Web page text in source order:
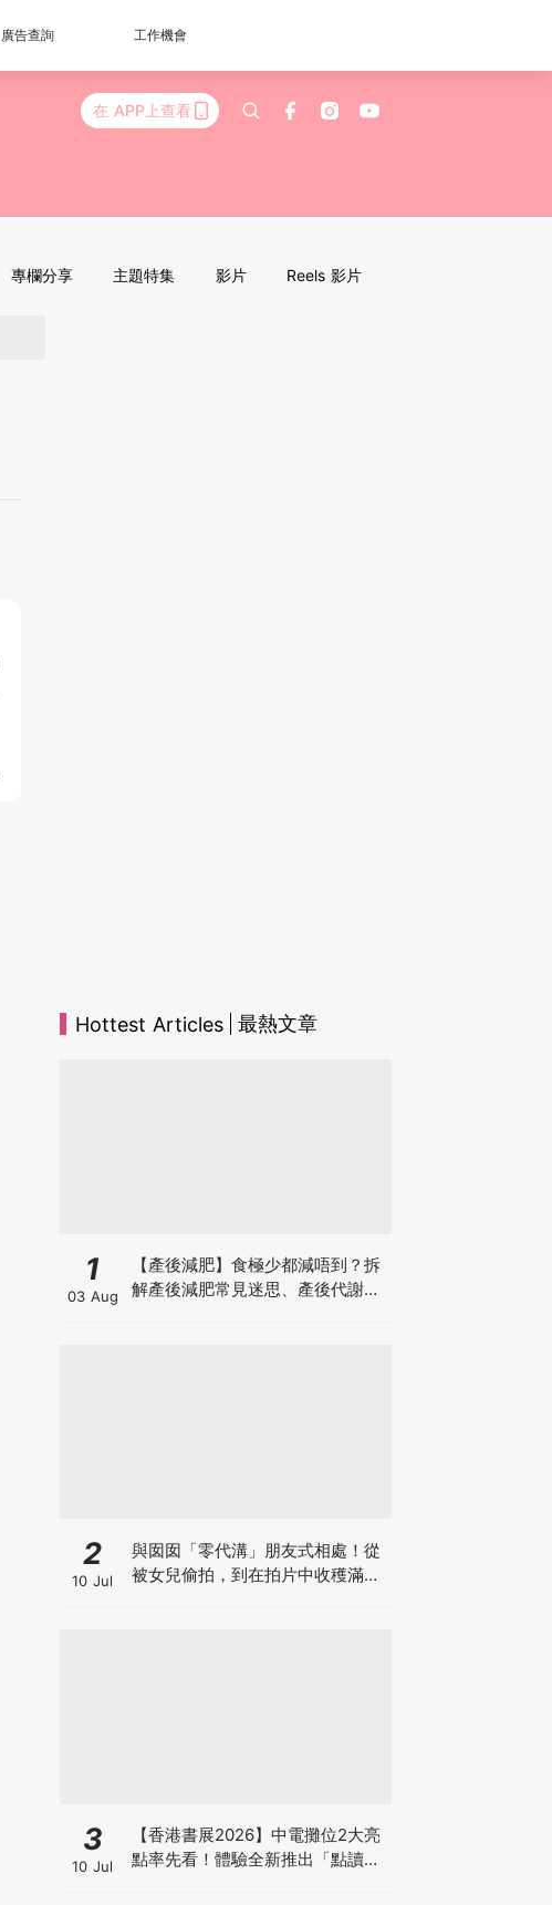
廣告查詢 工作機會
在 APP上查看
專欄分享 主題特集 影片 Reels 影片
Hottest Articles 最熱文章
1
03 Aug
【產後減肥】食極少都減唔到？拆
解產後減肥常見迷思、產後代謝、
2
10 Jul
與囡囡「零代溝」朋友式相處！從
被女兒偷拍，到在拍片中收穫滿足
3
10 Jul
【香港書展2026】中電攤位2大亮
點率先看！體驗全新推出「點讀故